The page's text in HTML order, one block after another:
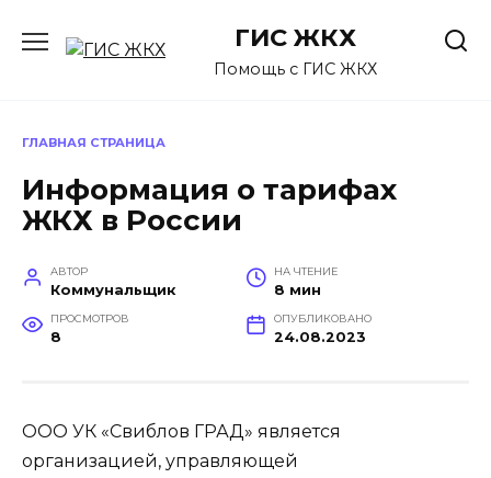
содержанию
ГИС ЖКХ
Помощь с ГИС ЖКХ
ГЛАВНАЯ СТРАНИЦА
Информация о тарифах
ЖКХ в России
АВТОР
Коммунальщик
НА ЧТЕНИЕ
8 мин
ПРОСМОТРОВ
8
ОПУБЛИКОВАНО
24.08.2023
ООО УК «Свиблов ГРАД» является
организацией, управляющей